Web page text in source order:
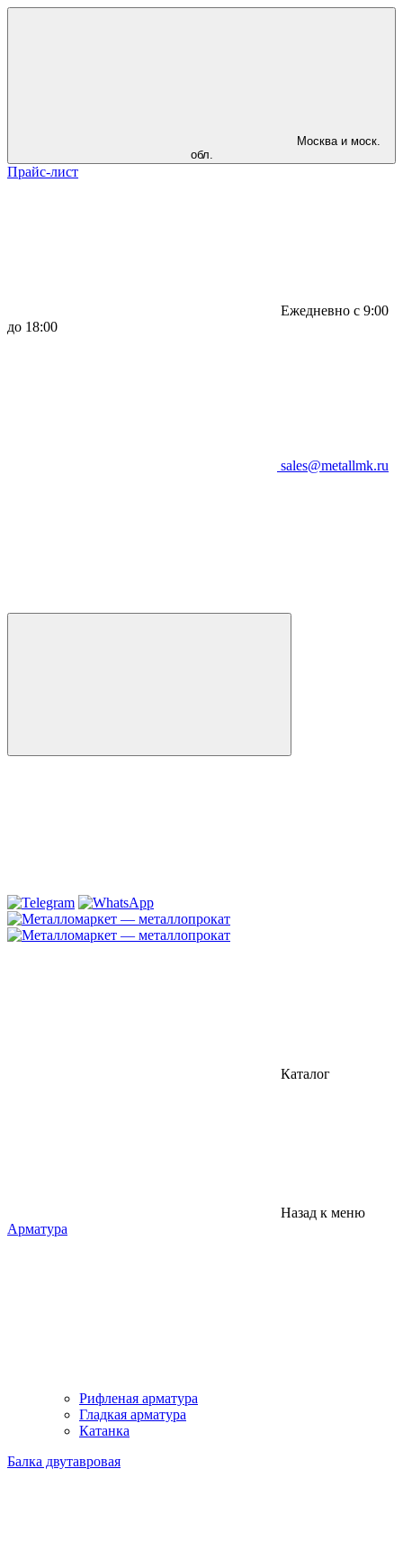
Москва и моск.
обл.
Прайс-лист
Ежедневно с 9:00
до 18:00
sales@metallmk.ru
Каталог
Назад к меню
Арматура
Рифленая арматура
Гладкая арматура
Катанка
Балка двутавровая